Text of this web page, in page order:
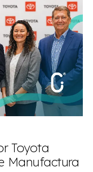
Toyota
Manufactura